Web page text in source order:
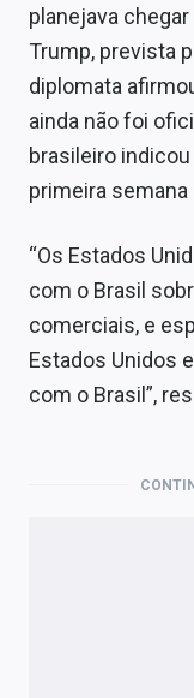
planejava
Trump, prevista
diplomata
ainda não foi
brasileiro
primeira semana
“Os Estados
com o Brasil
comerciais, e
Estados Unidos
com o Brasil”,